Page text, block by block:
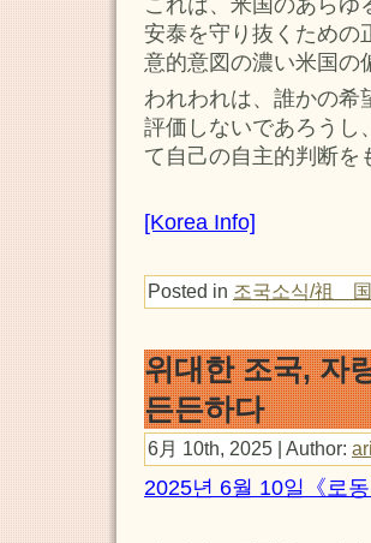
安泰を守り抜くための
意的意図の濃い米国の
われわれは、誰かの希
評価しないであろうし
て自己の自主的判断を
[Korea Info]
Posted in 조국소식/祖 国
위대한 조국, 자
든든하다
6月 10th, 2025 | Author:
2025년 6월 10일《로동